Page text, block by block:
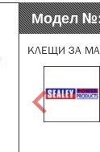
Модел
КЛЕЩИ ЗА